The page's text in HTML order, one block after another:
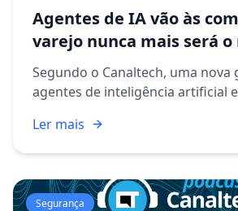
Agentes de IA vão às
varejo nunca mais será o
Segundo o Canaltech, uma nova
agentes de inteligência artificial
compramos online, e o varejo
de frente dessa transformação....
Ler mais
Segurança